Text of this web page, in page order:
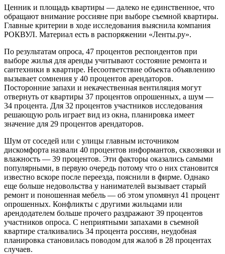
Ценник и площадь квартиры — далеко не единственное, что
обращают внимание россияне при выборе съемной квартиры.
Главные критерии в ходе исследования выяснила компания
РОКВУЛ. Материал есть в распоряжении «Ленты.ру».
По результатам опроса, 47 процентов респондентов при
выборе жилья для аренды учитывают состояние ремонта и
сантехники в квартире. Несоответствие объекта объявлению
вызывает сомнения у 40 процентов арендаторов.
Посторонние запахи и некачественная вентиляция могут
отвернуть от квартиры 37 процентов опрошенных, а шум —
34 процента. Для 32 процентов участников исследования
решающую роль играет вид из окна, планировка имеет
значение для 29 процентов арендаторов.
Шум от соседей или с улицы главным источником
дискомфорта назвали 40 процентов информантов, сквозняки и
влажность — 39 процентов. Эти факторы оказались самыми
популярными, в первую очередь потому что о них становится
известно вскоре после переезда, пояснили в фирме. Однако
еще больше недовольства у нанимателей вызывает старый
ремонт и поношенная мебель — об этом упомянул 41 процент
опрошенных. Конфликты с другими жильцами или
арендодателем больше прочего раздражают 39 процентов
участников опроса. С неприятными запахами в съемной
квартире сталкивались 34 процента россиян, неудобная
планировка становилась поводом для жалоб в 28 процентах
случаев.